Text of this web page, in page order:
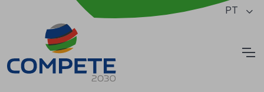
Saltar para o conteúdo principal da página PT